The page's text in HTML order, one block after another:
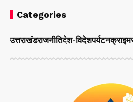
Categories
उत्तराखंडराजनीतिदेश-विदेशपर्यटनक्राइम